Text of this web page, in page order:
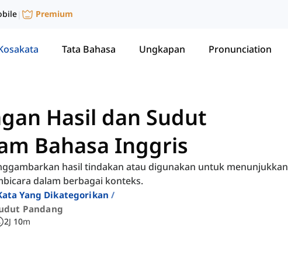
| Premium
Tata Bahasa Ungkapan Pronunciation
Hasil dan Sudut
Bahasa Inggris
hasil tindakan atau digunakan untuk menunjukkan
dalam berbagai konteks.
Yang Dikategorikan
Pandang
2J 10m